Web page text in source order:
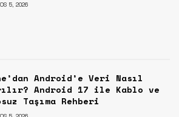
5, 2026
Android’e Veri Nasıl
Android 17 ile Kablo ve
Taşıma Rehberi